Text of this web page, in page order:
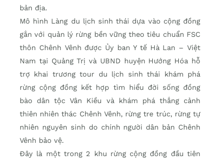
bản địa.
Mô hình Làng du lịch sinh thái dựa vào cộng đồng
gắn với quản lý rừng bền vững theo tiêu chuẩn FSC
thôn Chênh Vênh được Ủy ban Y tế Hà Lan – Việt
Nam tại Quảng Trị và UBND huyện Hướng Hóa hỗ
trợ khai trương tour du lịch sinh thái khám phá
rừng cộng đồng kết hợp tìm hiểu đời sống đồng
bào dân tộc Vân Kiều và khám phá thắng cảnh
thiên nhiên thác Chênh Vênh, rừng tre trúc, rừng tự
nhiên nguyên sinh do chính người dân bản Chênh
Vênh bảo vệ.
Đây là một trong 2 khu rừng cộng đồng đầu tiên